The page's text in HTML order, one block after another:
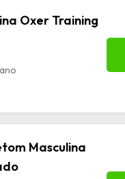
Oxer Training
Masculina